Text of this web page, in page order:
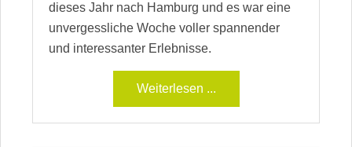
dieses Jahr nach Hamburg und es war eine
unvergessliche Woche voller spannender
und interessanter Erlebnisse.
Weiterlesen ...